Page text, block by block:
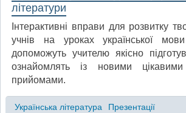
літератури
Інтерактивні вправи для розвитку
учнів на уроках української
допоможуть учителю якісно
ознайомлять із новими
прийомами.
Українська література Презентації